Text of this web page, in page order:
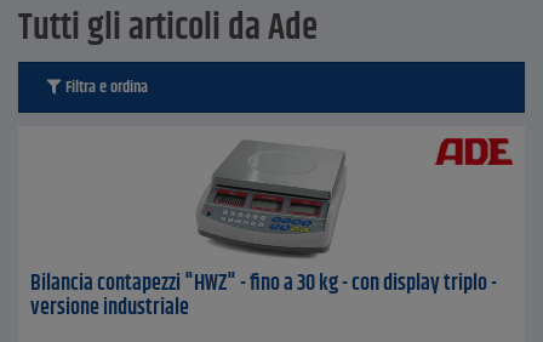
Tutti gli articoli da Ade
Filtra e ordina
Bilancia contapezzi "HWZ" - fino a 30 kg - con display triplo -
versione industriale